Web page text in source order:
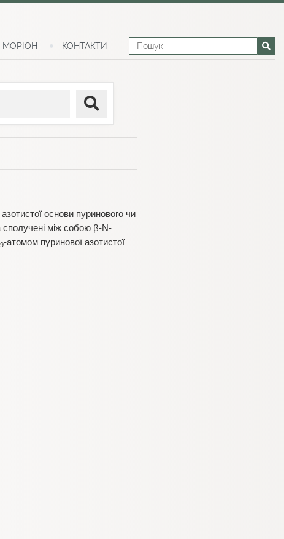
МОРІОН КОНТАКТИ
основи пуринового чи
сполучені між собою β-N-
9-атомом пуринової азотистої